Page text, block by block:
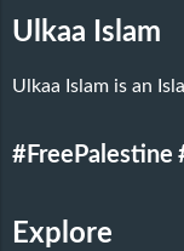
Ulkaa Islam
Ulkaa Islam is an
#FreePalestine
Explore